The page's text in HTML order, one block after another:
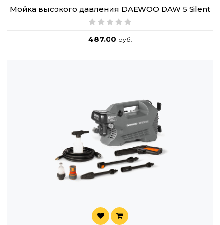
Мойка высокого давления DAEWOO DAW 5 Silent
487.00 руб.